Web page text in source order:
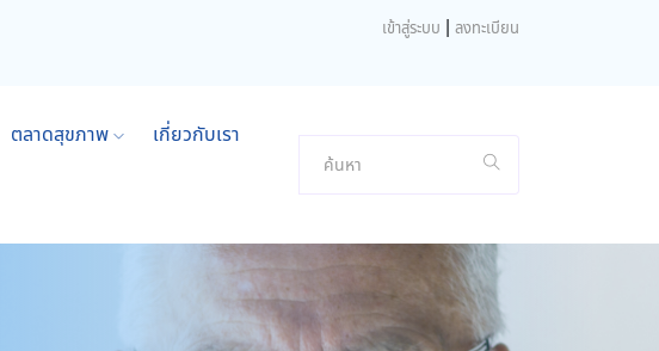
เข้าสู่ระบบ | ลงทะเบียน
ตลาดสุขภาพ เกี่ยวกับเรา